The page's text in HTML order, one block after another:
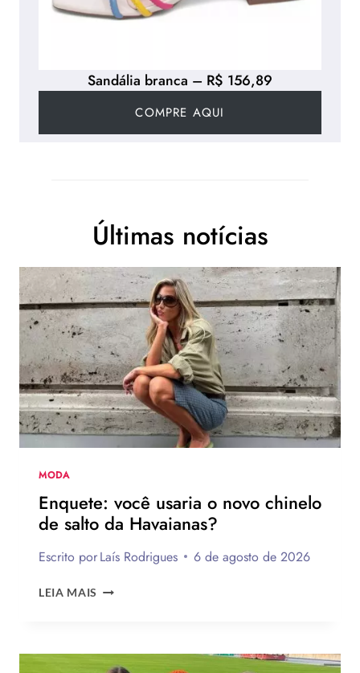
Sandália branca – R$ 156,89
COMPRE AQUI
Últimas notícias
MODA
Enquete: você usaria o novo chinelo
de salto da Havaianas?
Escrito porLaís Rodrigues 6 de agosto de 2026
LEIA MAIS ENQUETE:
NOVO